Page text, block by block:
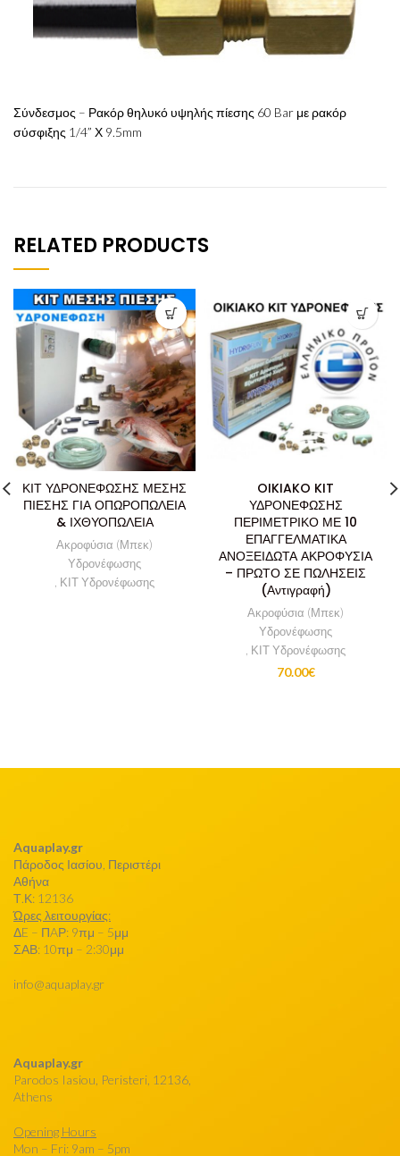
Σύνδεσμος – Ρακόρ θηλυκό υψηλής πίεσης 60 Bar με ρακόρ
σύσφιξης 1/4” Χ 9.5mm
RELATED PRODUCTS
ΚΙΤ ΥΔΡΟΝΕΦΩΣΗΣ ΜΕΣΗΣ
ΠΙΕΣΗΣ ΓΙΑ ΟΠΩΡΟΠΩΛΕΙΑ
& ΙΧΘΥΟΠΩΛΕΙΑ
Ακροφύσια (Μπεκ)
Υδρονέφωσης
ΚΙΤ Υδρονέφωσης
OIKIAKO KIT
ΥΔΡΟΝΕΦΩΣΗΣ
ΠΕΡΙΜΕΤΡΙΚΟ ΜΕ 10
ΕΠΑΓΓΕΛΜΑΤΙΚΑ
ΑΝΟΞΕΙΔΩΤΑ ΑΚΡΟΦΥΣΙΑ
– ΠΡΩΤΟ ΣΕ ΠΩΛΗΣΕΙΣ
(Αντιγραφή)
Ακροφύσια (Μπεκ)
Υδρονέφωσης
ΚΙΤ Υδρονέφωσης
70.00€
Aquaplay.gr
Πάροδος Ιασίου, Περιστέρι
Αθήνα
Τ.Κ: 12136
Ώρες λειτουργίας:
ΔE – ΠAΡ: 9πμ – 5μμ
ΣΑΒ: 10πμ – 2:30μμ
info@aquaplay.gr
Aquaplay.gr
Parodos Iasiou, Peristeri, 12136,
Athens
Opening Hours
Mon – Fri: 9am – 5pm